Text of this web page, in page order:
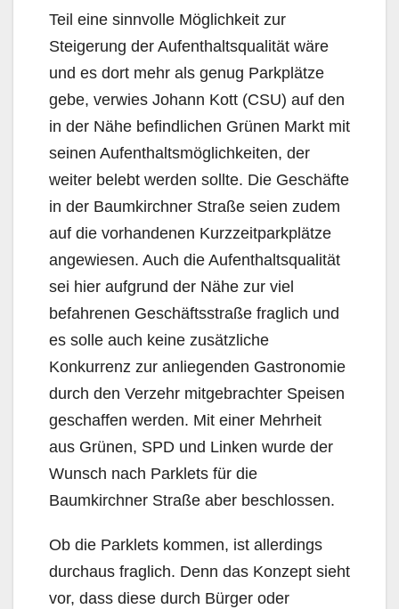
Teil eine sinnvolle Möglichkeit zur
Steigerung der Aufenthaltsqualität wäre
und es dort mehr als genug Parkplätze
gebe, verwies Johann Kott (CSU) auf den
in der Nähe befindlichen Grünen Markt mit
seinen Aufenthaltsmöglichkeiten, der
weiter belebt werden sollte. Die Geschäfte
in der Baumkirchner Straße seien zudem
auf die vorhandenen Kurzzeitparkplätze
angewiesen. Auch die Aufenthaltsqualität
sei hier aufgrund der Nähe zur viel
befahrenen Geschäftsstraße fraglich und
es solle auch keine zusätzliche
Konkurrenz zur anliegenden Gastronomie
durch den Verzehr mitgebrachter Speisen
geschaffen werden. Mit einer Mehrheit
aus Grünen, SPD und Linken wurde der
Wunsch nach Parklets für die
Baumkirchner Straße aber beschlossen.
Ob die Parklets kommen, ist allerdings
durchaus fraglich. Denn das Konzept sieht
vor, dass diese durch Bürger oder